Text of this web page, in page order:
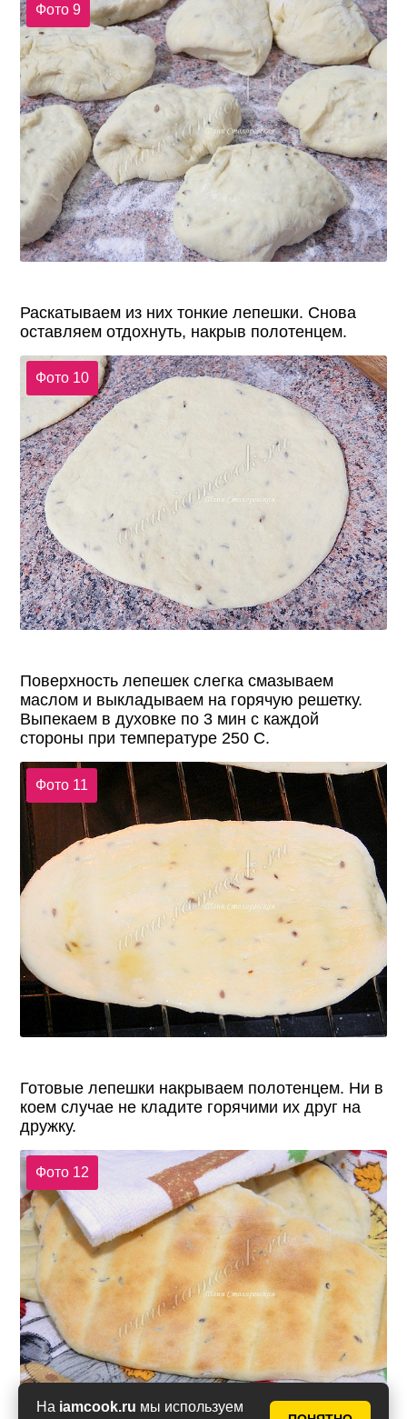
На iamcook.ru мы используем
Фото 9
Раскатываем из них тонкие лепешки. Снова
оставляем отдохнуть, накрыв полотенцем.
Фото 10
Поверхность лепешек слегка смазываем
маслом и выкладываем на горячую решетку.
Выпекаем в духовке по 3 мин с каждой
стороны при температуре 250 С.
Фото 11
Готовые лепешки накрываем полотенцем. Ни в
коем случае не кладите горячими их друг на
дружку.
Фото 12